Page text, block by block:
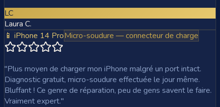
LC
Laura C.
📱 iPhone 14 ProMicro-soudure — connecteur de charge
"Plus moyen de charger mon iPhone malgré un port intact.
Diagnostic gratuit, micro-soudure effectuée le jour même.
Bluffant ! Ce genre de réparation, peu de gens savent le faire.
Vraiment expert."